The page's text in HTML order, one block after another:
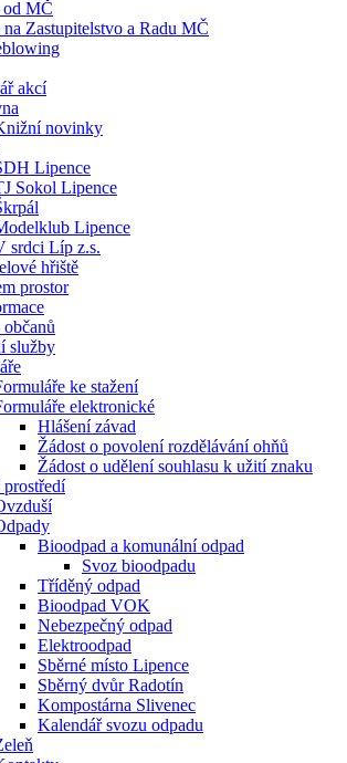
od MČ
Zastupitelstvo a Radu MČ
akcí
novinky
Lipence
Sokol Lipence
Lipence
srdci Líp z.s.
hřiště
prostor
služby
ke stažení
elektronické
Hlášení závad
Žádost o povolení rozdělávání ohňů
Žádost o udělení souhlasu k užití znaku
Bioodpad a komunální odpad
Svoz bioodpadu
Tříděný odpad
Bioodpad VOK
Nebezpečný odpad
Elektroodpad
Sběrné místo Lipence
Sběrný dvůr Radotín
Kompostárna Slivenec
Kalendář svozu odpadu